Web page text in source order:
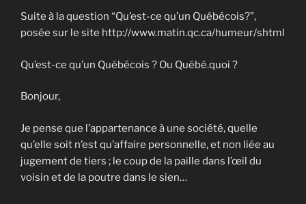
Suite à la question “Qu’est-ce qu’un Québécois?”,
posée sur le site http://www.matin.qc.ca/humeur/shtml
Qu’est-ce qu’un Québécois ? Ou Québé.quoi ?
Bonjour,
Je pense que l’appartenance à une société, quelle
qu’elle soit n’est qu’affaire personnelle, et non liée au
jugement de tiers ; le coup de la paille dans l’œil du
voisin et de la poutre dans le sien…